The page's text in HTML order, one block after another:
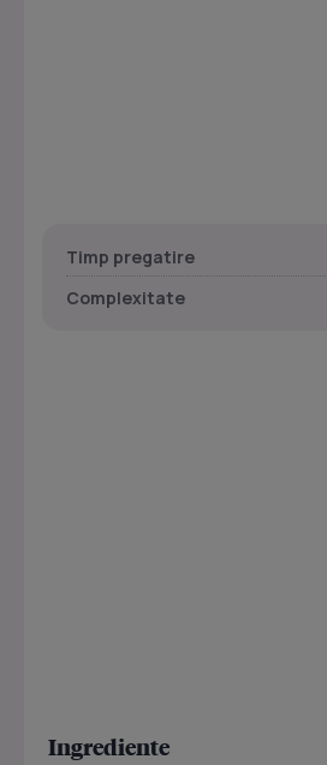
Timp pregatire
Complexitate
Ingrediente